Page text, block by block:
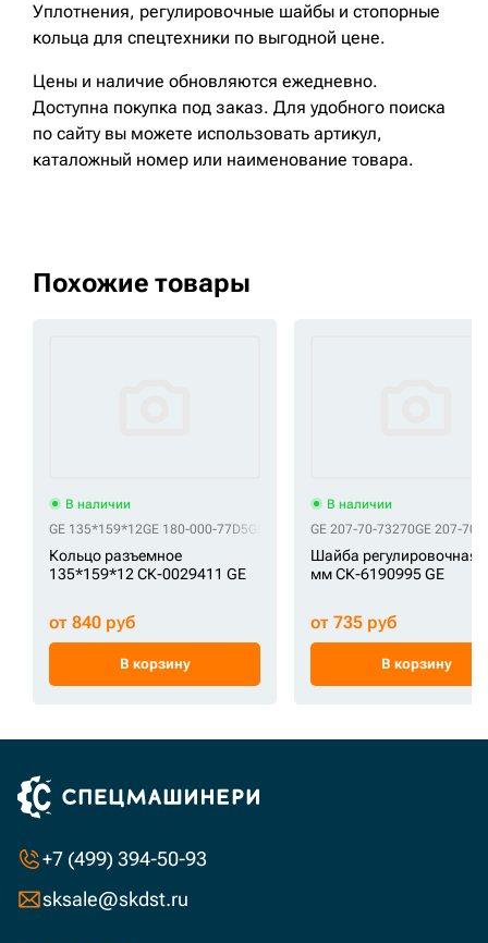
Уплотнения, регулировочные шайбы и стопорные
кольца для спецтехники по выгодной цене.
Цены и наличие обновляются ежедневно.
Доступна покупка под заказ. Для удобного поиска
по сайту вы можете использовать артикул,
каталожный номер или наименование товара.
Похожие товары
В наличии
GE 135*159*12GE 180-000-77D5GE 4089028GE 61Q6-06510
Кольцо разъемное
135*159*12 СК-0029411 GE
от 840 руб
В корзину
В наличии
GE 207-70-73270GE 207-70-
Шайба регулировочная
мм СК-6190995 GE
от 735 руб
В корзину
+7 (499) 394-50-93
sksale@skdst.ru